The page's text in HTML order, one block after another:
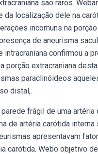
são raros.
localização dele na
incomuns na
de aneurisma
confirmou a
porção extracraniana
paraclinóideos
distal,.
frágil de uma
de artéria carótida
apresentavam
carótida. Webo objetivo